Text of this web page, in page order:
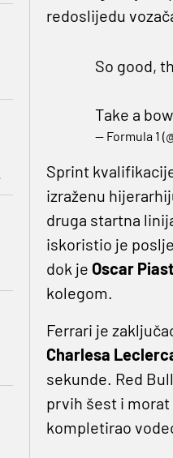
redoslijedu
So good,
Take a
— Formula 1
Sprint
izraženu
druga startna
iskoristio je
dok je Oscar
kolegom.
Ferrari je
Charlesa
sekunde. Red
prvih šest i
kompletirao